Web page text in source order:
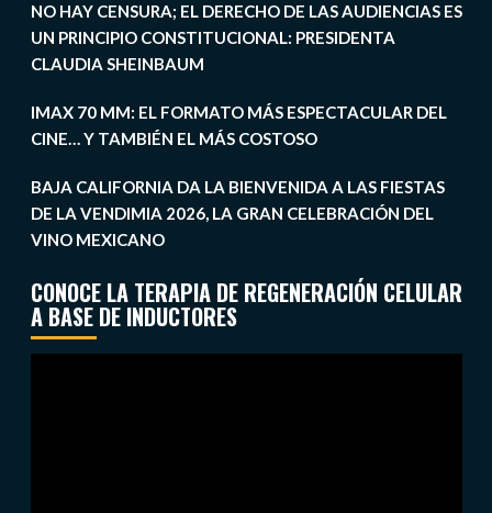
NO HAY CENSURA; EL DERECHO DE LAS AUDIENCIAS ES
UN PRINCIPIO CONSTITUCIONAL: PRESIDENTA
CLAUDIA SHEINBAUM
IMAX 70 MM: EL FORMATO MÁS ESPECTACULAR DEL
CINE… Y TAMBIÉN EL MÁS COSTOSO
BAJA CALIFORNIA DA LA BIENVENIDA A LAS FIESTAS
DE LA VENDIMIA 2026, LA GRAN CELEBRACIÓN DEL
VINO MEXICANO
CONOCE LA TERAPIA DE REGENERACIÓN CELULAR
A BASE DE INDUCTORES